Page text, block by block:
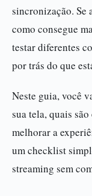
sincronização. Se
como consegue
testar diferentes
por trás do que
Neste guia, você
sua tela, quais
melhorar a
um checklist
streaming sem